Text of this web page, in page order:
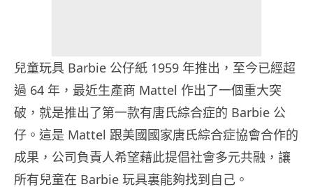
兒童玩具 Barbie 公仔紙 1959 年推出，至今已經超
過 64 年，最近生產商 Mattel 作出了一個重大突
破，就是推出了第一款有唐氏綜合症的 Barbie 公
仔。這是 Mattel 跟美國國家唐氏綜合症協會合作的
成果，公司負責人希望藉此提倡社會多元共融，讓
所有兒童在 Barbie 玩具裏能夠找到自己。